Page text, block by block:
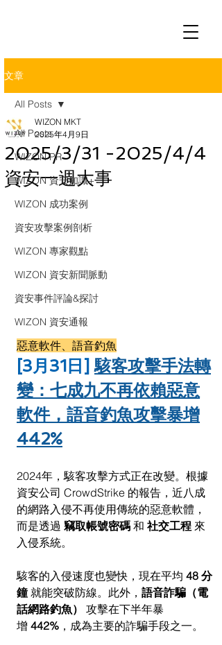
文章
All Posts
WIZON PR
WIZON 資安知識+
WIZON 成功案例
資安攻擊案例剖析
WIZON 專家觀點
WIZON 資安新聞脈動
資安事件評論&探討
WIZON 資安通報
All Posts
2025/3/31 -2025/4/4
資安一週大事
WIZON MKT
2025年4月9日
惡意軟件、語音釣魚
[3月31日] 駭客攻擊手法轉
變：七成九不再依賴惡意
軟件，語音釣魚攻擊暴增
442%
2024年，駭客攻擊方式正在改變。根據
資安公司 CrowdStrike 的報告，近八成
的網路入侵不再使用傳統的惡意軟體，
而是透過 竊取帳號密碼 和 社交工程 來
入侵系統。
駭客的入侵速度也變快，現在平均 48 分
鐘 就能突破防線。此外， 語音詐騙（電
話網路釣魚）
攻擊在下半年暴
增 442% ，成為主要的詐騙手段之一。